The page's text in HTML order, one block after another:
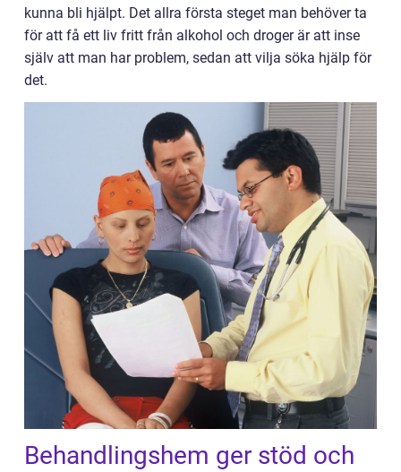
kunna bli hjälpt. Det allra första steget man behöver ta
för att få ett liv fritt från alkohol och droger är att inse
själv att man har problem, sedan att vilja söka hjälp för
det.
Behandlingshem ger stöd och